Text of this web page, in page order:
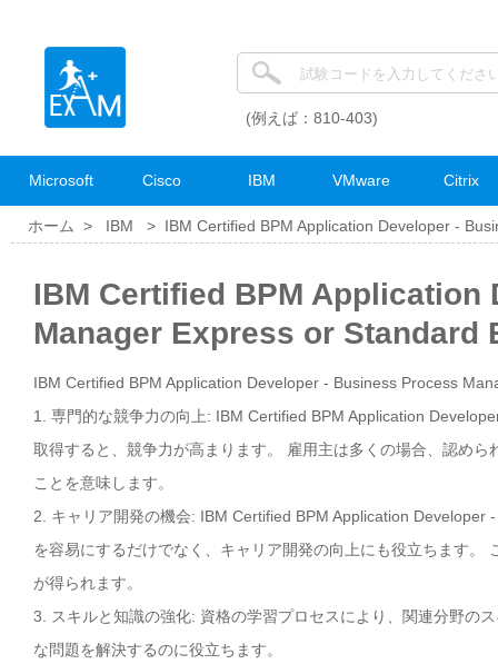
(例えば：810-403)
Microsoft Cisco IBM VMware Citrix
ホーム > IBM > IBM Certified BPM Application Developer -
IBM Certified BPM
Manager Express or Standard
IBM Certified BPM Application Developer - Business Process
1. 専門的な競争力の向上: IBM Certified BPM Application
取得すると、競争力が高まります。 雇用主は多くの場合、認め
ことを意味します。
2. キャリア開発の機会: IBM Certified BPM Application
を容易にするだけでなく、キャリア開発の向上にも役立ちます
が得られます。
3. スキルと知識の強化: 資格の学習プロセスにより、関連分野の
な問題を解決するのに役立ちます。